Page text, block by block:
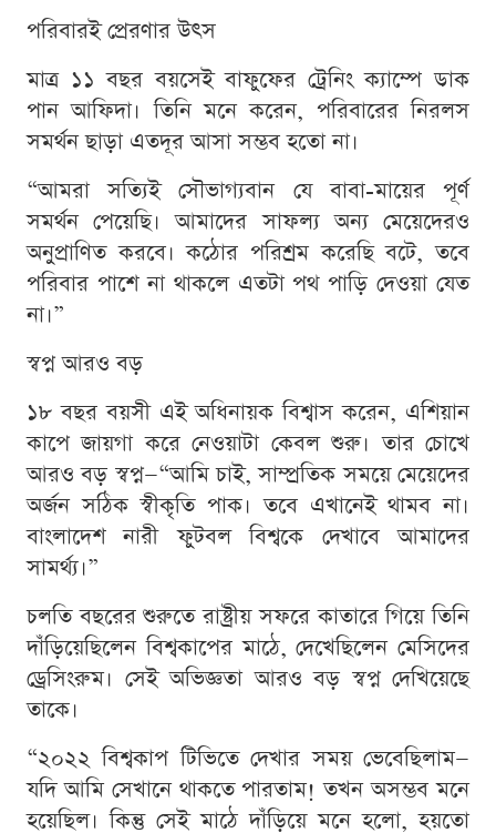
পরিবারই প্রেরণার উৎস
মাত্র ১১ বছর বয়সেই বাফুফের ট্রেনিং ক্যাম্পে ডাক
পান আফিদা। তিনি মনে করেন, পরিবারের নিরলস
সমর্থন ছাড়া এতদূর আসা সম্ভব হতো না।
“আমরা সত্যিই সৌভাগ্যবান যে বাবা-মায়ের পূর্ণ
সমর্থন পেয়েছি। আমাদের সাফল্য অন্য মেয়েদেরও
অনুপ্রাণিত করবে। কঠোর পরিশ্রম করেছি বটে, তবে
পরিবার পাশে না থাকলে এতটা পথ পাড়ি দেওয়া যেত
না।”
স্বপ্ন আরও বড়
১৮ বছর বয়সী এই অধিনায়ক বিশ্বাস করেন, এশিয়ান
কাপে জায়গা করে নেওয়াটা কেবল শুরু। তার চোখে
আরও বড় স্বপ্ন—“আমি চাই, সাম্প্রতিক সময়ে মেয়েদের
অর্জন সঠিক স্বীকৃতি পাক। তবে এখানেই থামব না।
বাংলাদেশ নারী ফুটবল বিশ্বকে দেখাবে আমাদের
সামর্থ্য।”
চলতি বছরের শুরুতে রাষ্ট্রীয় সফরে কাতারে গিয়ে তিনি
দাঁড়িয়েছিলেন বিশ্বকাপের মাঠে, দেখেছিলেন মেসিদের
ড্রেসিংরুম। সেই অভিজ্ঞতা আরও বড় স্বপ্ন দেখিয়েছে
তাকে।
“২০২২ বিশ্বকাপ টিভিতে দেখার সময় ভেবেছিলাম—
যদি আমি সেখানে থাকতে পারতাম! তখন অসম্ভব মনে
হয়েছিল। কিন্তু সেই মাঠে দাঁড়িয়ে মনে হলো, হয়তো